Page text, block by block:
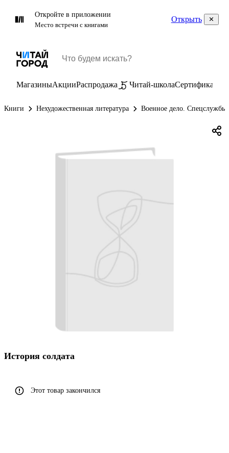
Откройте в приложении
Место встречи с книгами
Открыть
МагазиныАкцииРаспродажа Читай-школаСертификаты
Книги Нехудожественная литература Военное дело. Спецслужбы
История солдата
Этот товар закончился